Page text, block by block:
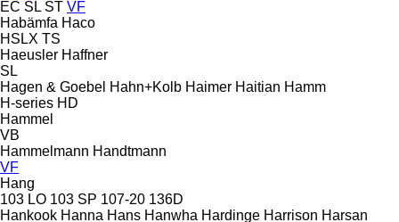
EC SL ST VF
Habämfa Haco
HSLX TS
Haeusler Haffner
SL
Hagen & Goebel Hahn+Kolb Haimer Haitian Hamm
H-series HD
Hammel
VB
Hammelmann Handtmann
VF
Hang
103 LO 103 SP 107-20 136D
Hankook Hanna Hans Hanwha Hardinge Harrison Harsan